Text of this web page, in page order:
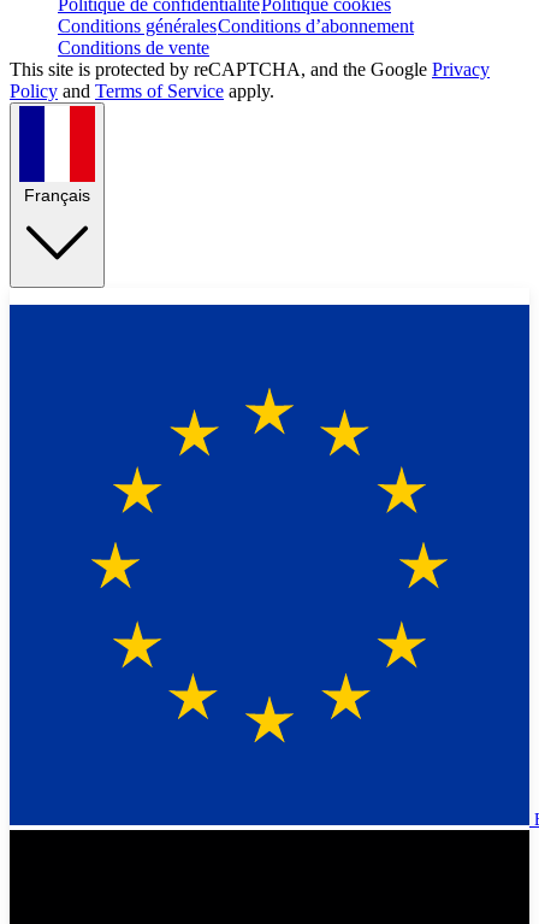
Politique de confidentialitéPolitique cookies
Conditions généralesConditions d’abonnement
Conditions de vente
This site is protected by reCAPTCHA, and the Google Privacy
Policy and Terms of Service apply.
Français